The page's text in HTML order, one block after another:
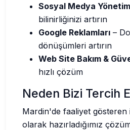
Sosyal Medya
bilinirliğinizi artırın
Google Reklamları –
dönüşümleri artırın
Web Site Bakım &
hızlı çözüm
Neden Bizi Tercih
Mardin'de faaliyet gösteren
olarak hazırladığımız